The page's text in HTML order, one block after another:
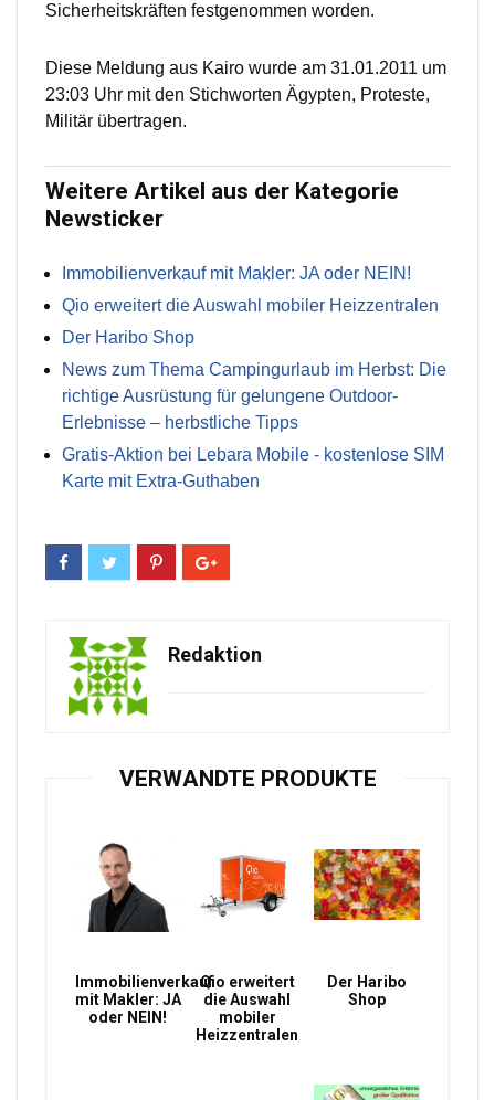
Sicherheitskräften festgenommen worden.
Diese Meldung aus Kairo wurde am 31.01.2011 um
23:03 Uhr mit den Stichworten Ägypten, Proteste,
Militär übertragen.
Weitere Artikel aus der Kategorie
Newsticker
Immobilienverkauf mit Makler: JA oder NEIN!
Qio erweitert die Auswahl mobiler Heizzentralen
Der Haribo Shop
News zum Thema Campingurlaub im Herbst: Die
richtige Ausrüstung für gelungene Outdoor-
Erlebnisse – herbstliche Tipps
Gratis-Aktion bei Lebara Mobile - kostenlose SIM
Karte mit Extra-Guthaben
Redaktion
VERWANDTE PRODUKTE
Immobilienverkauf
mit Makler: JA
oder NEIN!
Qio erweitert
die Auswahl
mobiler
Heizzentralen
Der Haribo
Shop